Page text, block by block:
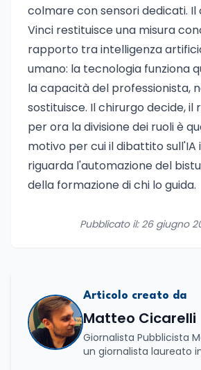
colmare con sensori dedicati. Il
Vinci restituisce una misura
rapporto tra intelligenza
umano: la tecnologia funziona
la capacità del professionista,
sostituisce. Il chirurgo decide, il
per ora la divisione dei ruoli è
motivo per cui il dibattito sull'IA
riguarda l'automazione del
della formazione di chi lo guida.
Pubblicato il: 26 giugno
Articolo creato da
Matteo Cicarelli
Giornalista Pubblicista Matteo Cicarelli è
un giornalista laureato